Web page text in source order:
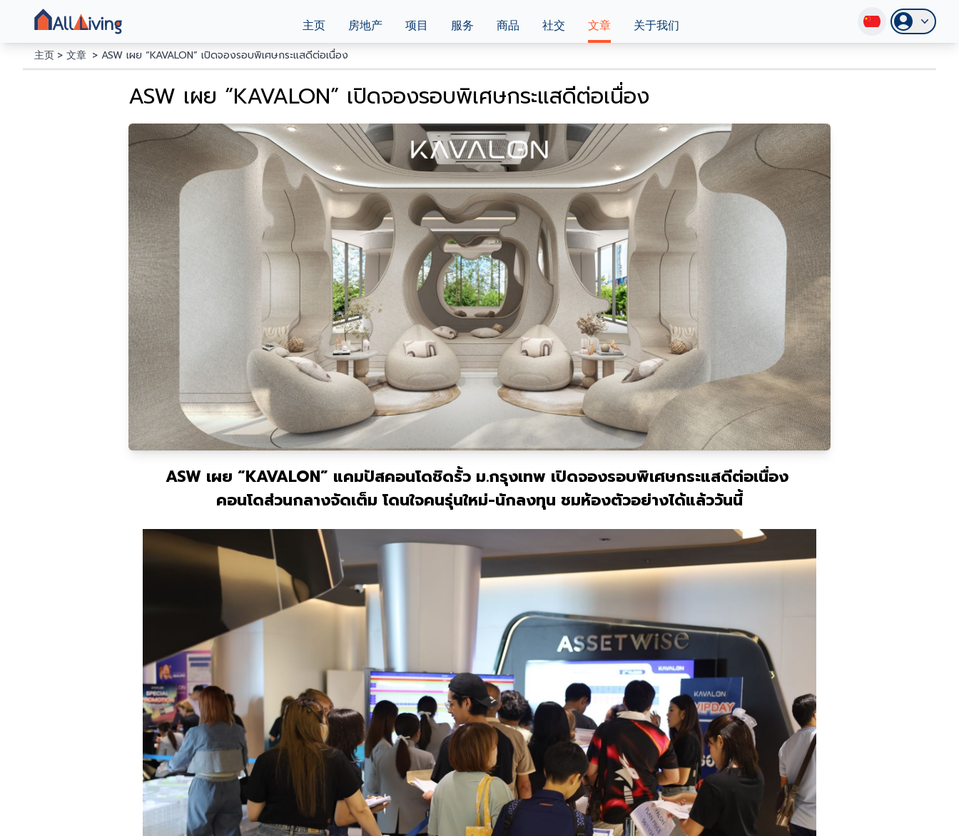
主页 房地产 项目 服务 商品 社交 文章 关于我们
主页 文章 ASW เผย “KAVALON” เปิดจองรอบพิเศษกระแสดีต่อเนื่อง
ASW เผย “KAVALON” เปิดจองรอบพิเศษกระแสดีต่อเนื่อง
ASW เผย “KAVALON” แคมปัสคอนโดชิดรั้ว ม.กรุงเทพ เปิดจองรอบพิเศษกระแสดีต่อเนื่อง คอนโดส่วนกลางจัดเต็ม โดนใจคนรุ่นใหม่-นักลงทุน ชมห้องตัวอย่างได้แล้ววันนี้
ASW เผย “KAVALON” แคมปัสคอนโดชิดรั้ว ม.กรุงเทพ เปิดจองรอบพิเศษกระแสดีต่อเนื่อง
คอนโดส่วนกลางจัดเต็ม โดนใจคนรุ่นใหม่-นักลงทุน ชมห้องตัวอย่างได้แล้ววันนี้